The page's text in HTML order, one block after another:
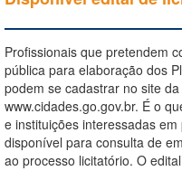
Profissionais que pretendem
pública para elaboração dos
podem se cadastrar no site
www.cidades.go.gov.br. É o
e instituições interessadas
disponível para consulta de
ao processo licitatório. O